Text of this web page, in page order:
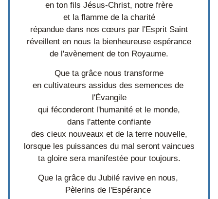
en ton fils Jésus-Christ, notre frère
et la flamme de la charité
répandue dans nos cœurs par l'Esprit Saint
réveillent en nous la bienheureuse espérance
de l'avènement de ton Royaume.
Que ta grâce nous transforme
en cultivateurs assidus des semences de
l'Évangile
qui féconderont l'humanité et le monde,
dans l'attente confiante
des cieux nouveaux et de la terre nouvelle,
lorsque les puissances du mal seront vaincues
ta gloire sera manifestée pour toujours.
Que la grâce du Jubilé ravive en nous,
Pèlerins de l'Espérance